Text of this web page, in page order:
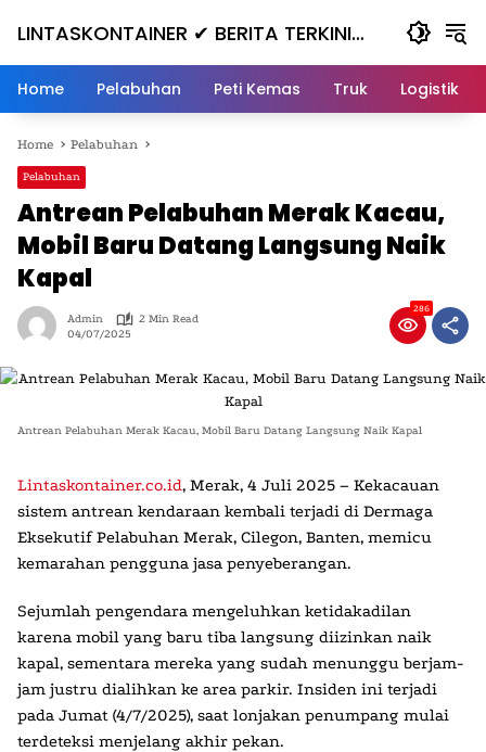
LINTASKONTAINER ✔ BERITA TERKINI
KONTAINER TERBARU HARI INI
Home Pelabuhan Peti Kemas Truk Logistik
Home Pelabuhan
Pelabuhan
Antrean Pelabuhan Merak Kacau,
Mobil Baru Datang Langsung Naik
Kapal
Admin
2 Min Read
04/07/2025
286
Antrean Pelabuhan Merak Kacau, Mobil Baru Datang Langsung Naik Kapal
Lintaskontainer.co.id, Merak, 4 Juli 2025 – Kekacauan
sistem antrean kendaraan kembali terjadi di Dermaga
Eksekutif Pelabuhan Merak, Cilegon, Banten, memicu
kemarahan pengguna jasa penyeberangan.
Sejumlah pengendara mengeluhkan ketidakadilan
karena mobil yang baru tiba langsung diizinkan naik
kapal, sementara mereka yang sudah menunggu berjam-
jam justru dialihkan ke area parkir. Insiden ini terjadi
pada Jumat (4/7/2025), saat lonjakan penumpang mulai
terdeteksi menjelang akhir pekan.